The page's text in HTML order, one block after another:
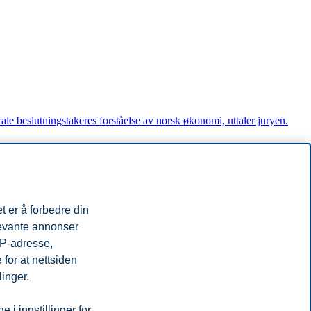
beslutningstakeres forståelse av norsk økonomi, uttaler juryen.
og 150.000 kroner.
er å forbedre din
annonser
adresse,
for at nettsiden